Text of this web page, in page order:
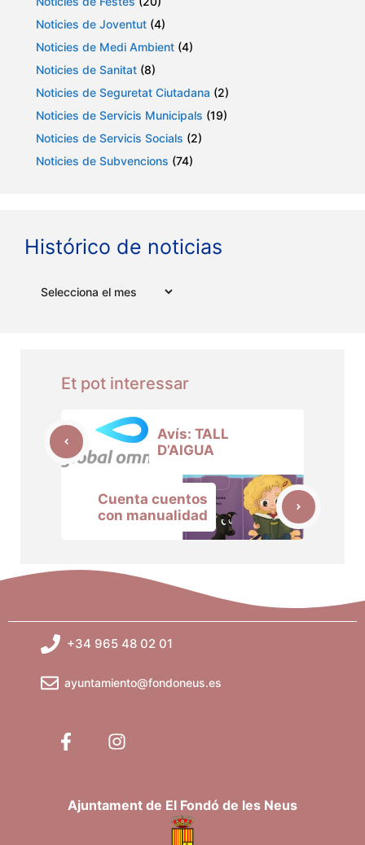
Noticies de Joventut (4)
Noticies de Medi Ambient (4)
Noticies de Sanitat (8)
Noticies de Seguretat Ciutadana (2)
Noticies de Servicis Municipals (19)
Noticies de Servicis Socials (2)
Noticies de Subvencions (74)
Histórico de noticias
Et pot interessar
Avís: TALL
D’AIGUA
Cuenta cuentos
con manualidad
+34 965 48 02 01
ayuntamiento@fondoneus.es
Ajuntament de El Fondó de les Neus